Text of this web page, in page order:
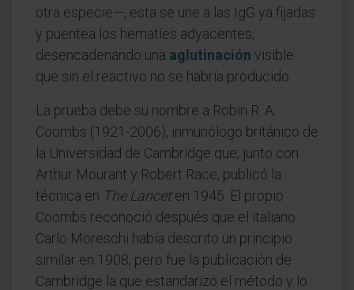
otra especie—, esta se une a las IgG ya fijadas
y puentea los hematíes adyacentes,
desencadenando una aglutinación visible
que sin el reactivo no se habría producido.
La prueba debe su nombre a Robin R. A.
Coombs (1921-2006), inmunólogo británico de
la Universidad de Cambridge que, junto con
Arthur Mourant y Robert Race, publicó la
técnica en The Lanceten 1945. El propio
Coombs reconoció después que el italiano
Carlo Moreschi había descrito un principio
similar en 1908, pero fue la publicación de
Cambridge la que estandarizó el método y lo